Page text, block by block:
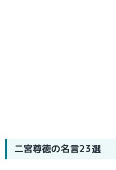
二宮尊徳の名言23選